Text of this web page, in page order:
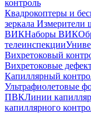
контроль
Квадрокоптеры и
зеркала Измерители
ВИКНаборы ВИК
телеинспекции
Вихретоковый
Вихретоковые
Капиллярный
Ультрафиолетовые
ПВКЛинии
капиллярного